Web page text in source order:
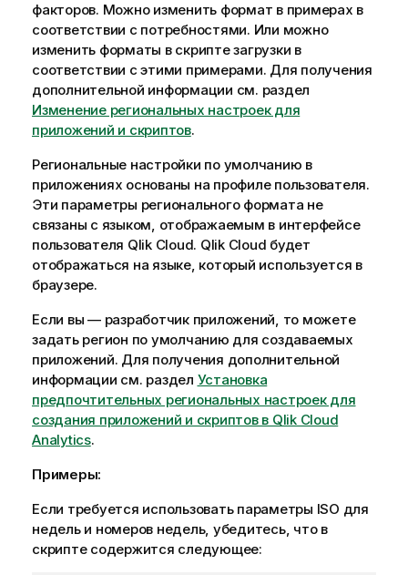
факторов. Можно изменить формат в примерах в
соответствии с потребностями. Или можно
изменить форматы в скрипте загрузки в
соответствии с этими примерами. Для получения
дополнительной информации см. раздел
Изменение региональных настроек для
приложений и скриптов.
Региональные настройки по умолчанию в
приложениях основаны на профиле пользователя.
Эти параметры регионального формата не
связаны с языком, отображаемым в интерфейсе
пользователя Qlik Cloud. Qlik Cloud будет
отображаться на языке, который используется в
браузере.
Если вы — разработчик приложений, то можете
задать регион по умолчанию для создаваемых
приложений. Для получения дополнительной
информации см. раздел Установка
предпочтительных региональных настроек для
создания приложений и скриптов в Qlik Cloud
Analytics.
Примеры:
Если требуется использовать параметры ISO для
недель и номеров недель, убедитесь, что в
скрипте содержится следующее: